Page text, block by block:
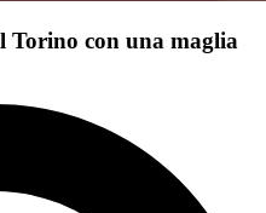
Torino con una maglia